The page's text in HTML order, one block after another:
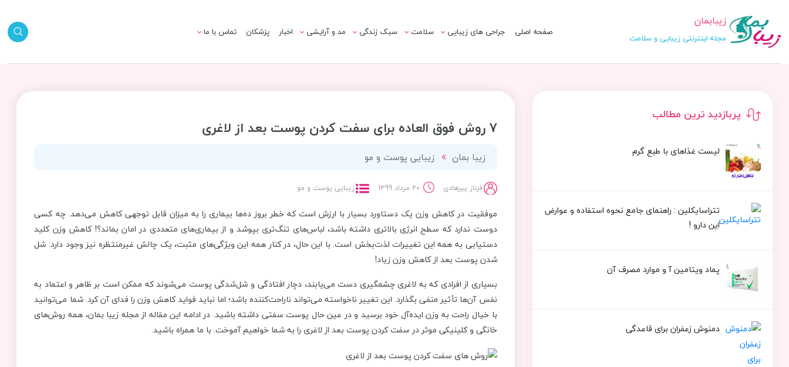
زیبابمان
مجله اینترنتی زیبایی و سلامت صفحه اصلی جراحی های زیبایی سلامت سبک زندگی مد و آرایشی اخبار پزشکان تماس با ما
پربازدید ترین مطالب
لیست غذاهای با طبع گرم
تتراسایکلین : راهنمای جامع نحوه استفاده و عوارض
این دارو !
پماد ویتامین آ و موارد مصرف آن
دمنوش زعفران برای قاعدگی
7 روش فوق العاده برای سفت کردن پوست بعد از لاغری
زیبا بمان زیبایی پوست و مو
فرناز پیرهادی 20 مرداد 1399 زیبایی پوست و مو
موفقیت در کاهش وزن یک دستاورد بسیار با ارزش است که خطر بروز ده‌ها بیماری را به میزان قابل توجهی کاهش می‌دهد. چه کسی
دوست ندارد که سطح انرژی بالاتری داشته باشد، لباس‌های تنگ‌تری بپوشد و از بیماری‌های متعددی در امان بماند؟! کاهش وزن کلید
دستیابی به همه این تغییرات لذت‌بخش است. با این حال، در کنار همه این ویژگی‌های مثبت، یک چالش غیرمنتظره نیز وجود دارد: شل
شدن پوست بعد از کاهش وزن زیاد!
بسیاری از افرادی که به لاغری چشمگیری دست می‌یابند، دچار افتادگی و شل‌شدگی پوست می‌شوند که ممکن است بر ظاهر و اعتماد به
نفس آن‌ها تأثیر منفی بگذارد. این تغییر ناخواسته می‌تواند ناراحت‌کننده باشد؛ اما نباید فواید کاهش وزن را فدای آن کرد. شما می‌توانید
با خیال راحت به وزن ایده‌آل خود برسید و در عین حال پوست سفتی داشته باشید. در ادامه این مقاله از مجله زیبا بمان، همه روش‌های
خانگی و کلینیکی موثر در سفت کردن پوست بعد از لاغری را به شما خواهیم آموخت. با ما همراه باشید.